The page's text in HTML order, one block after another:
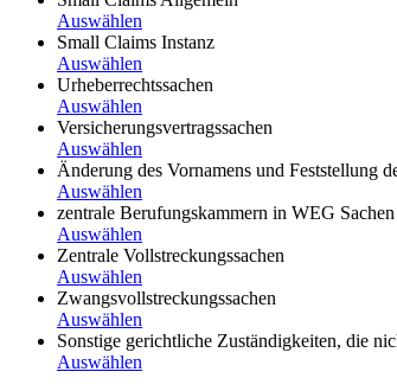
Auswählen
Small Claims Instanz
Auswählen
Urheberrechtssachen
Auswählen
Versicherungsvertragssachen
Auswählen
Änderung des Vornamens und Feststellung
Auswählen
zentrale Berufungskammern in WEG
Auswählen
Zentrale Vollstreckungssachen
Auswählen
Zwangsvollstreckungssachen
Auswählen
Sonstige gerichtliche Zuständigkeiten, die
Auswählen